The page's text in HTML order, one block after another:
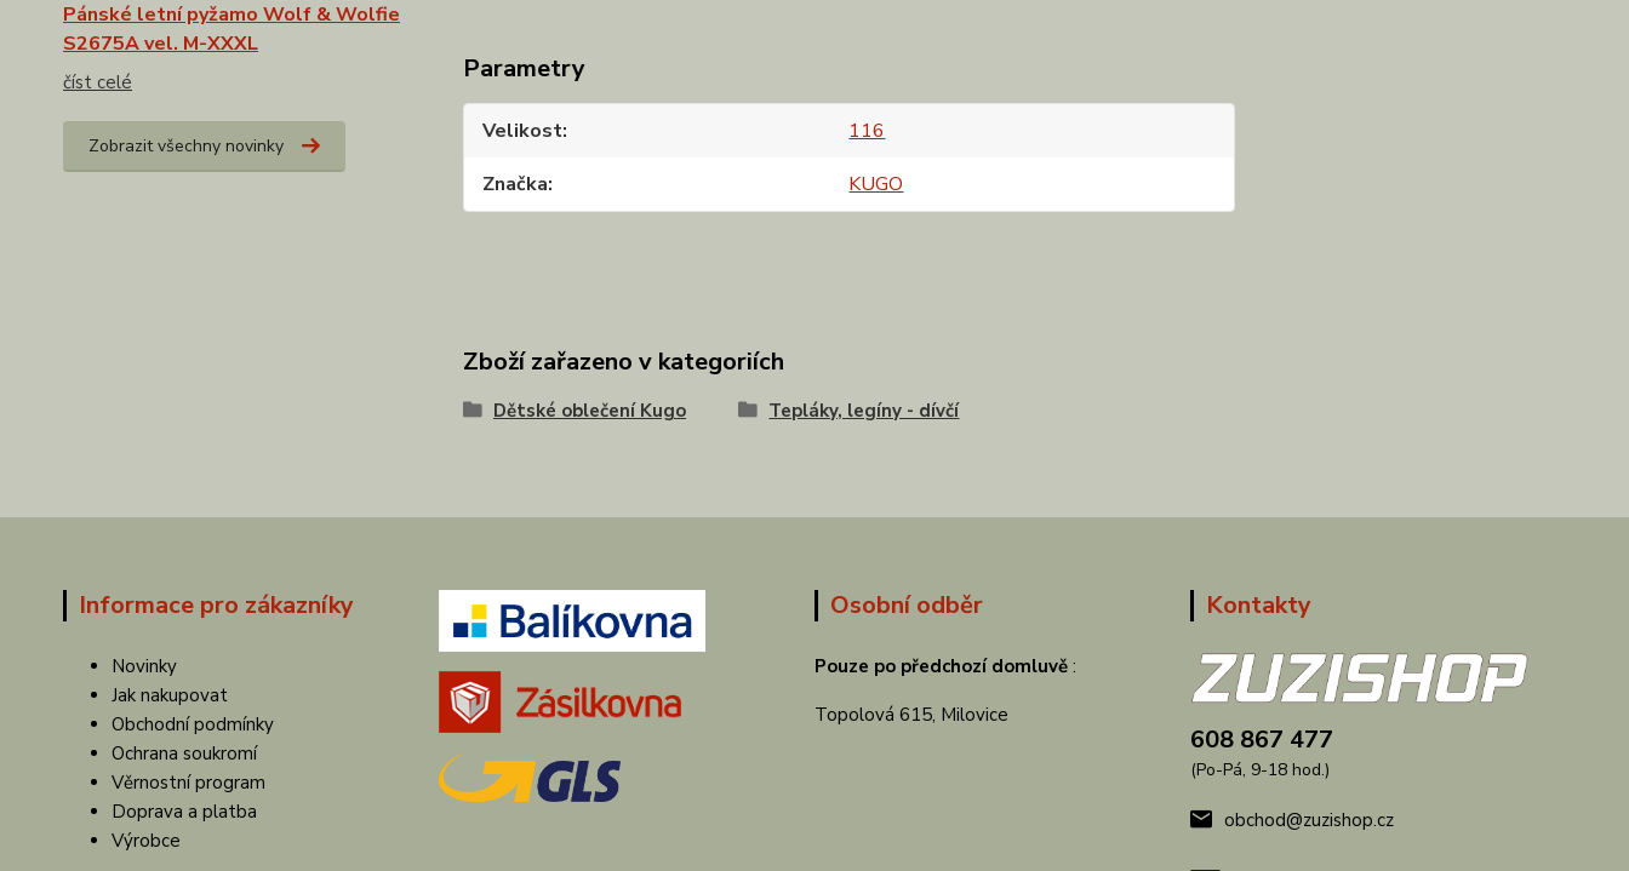
Pánské letní pyžamo Wolf & Wolfie
S2675A vel. M-XXXL
číst celé
Zobrazit všechny novinky
Parametry
Velikost
116
Značka
KUGO
Zboží zařazeno v kategoriích
Dětské oblečení Kugo Tepláky, legíny - dívčí
Informace pro zákazníky
Novinky
Jak nakupovat
Obchodní podmínky
Ochrana soukromí
Věrnostní program
Doprava a platba
Výrobce
Osobní odběr
Pouze po předchozí domluvě :
Topolová 615, Milovice
Kontakty
608 867 477
(Po-Pá, 9-18 hod.)
obchod@zuzishop.cz